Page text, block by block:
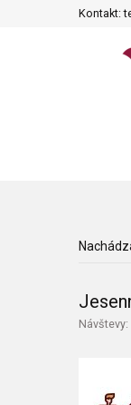
Kontakt:
Návštevy: